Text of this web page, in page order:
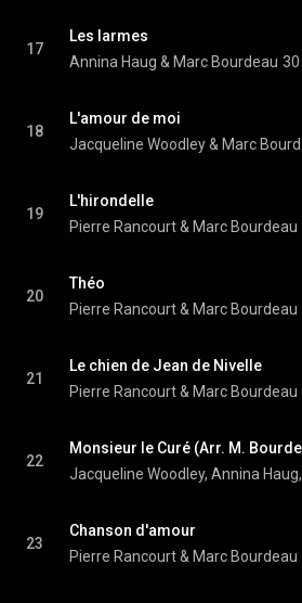
17
Les larmes
Annina Haug & Marc Bourdeau 30
18
L'amour de moi
19
L'hirondelle
Pierre Rancourt & Marc Bourdeau
20
Théo
Pierre Rancourt & Marc Bourdeau
21
Le chien de Jean de Nivelle
Pierre Rancourt & Marc Bourdeau
22
23
Chanson d'amour
Pierre Rancourt & Marc Bourdeau